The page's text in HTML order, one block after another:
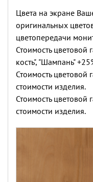
Цвета на экране
оригинальных
цветопередачи
Стоимость цветовой
кость", "Шампань"
Стоимость
стоимости изделия.
Стоимость цветовой
стоимости изделия.